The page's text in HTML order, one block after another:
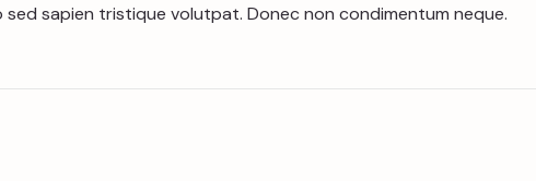
sed sapien tristique volutpat. Donec non condimentum neque.